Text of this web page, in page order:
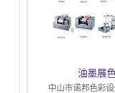
油墨展
中山市诺邦色彩